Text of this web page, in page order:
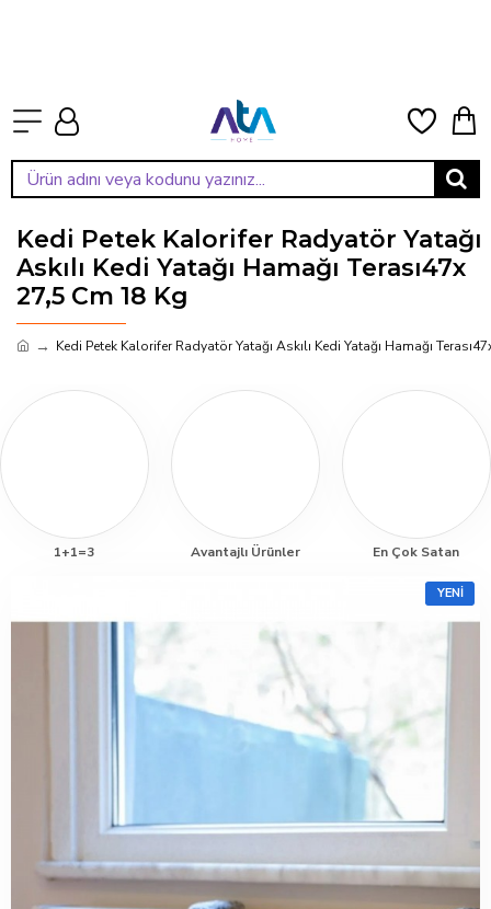
Kedi Petek Kalorifer Radyatör Yatağı Askılı Kedi Yatağı Hamağı
Kedi Petek Kalorifer Radyatör Yatağı
Askılı Kedi Yatağı Hamağı Terası47x
27,5 Cm 18 Kg
1+1=3 Avantajlı Ürünler En Çok Satan
YENI